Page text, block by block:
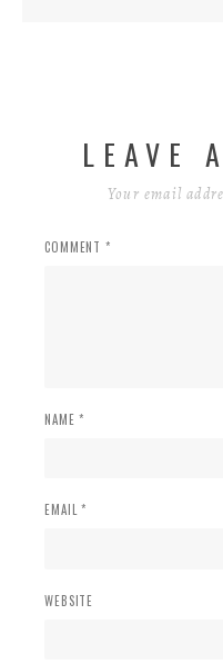
LEAVE
Your email
COMMENT *
NAME *
EMAIL *
WEBSITE